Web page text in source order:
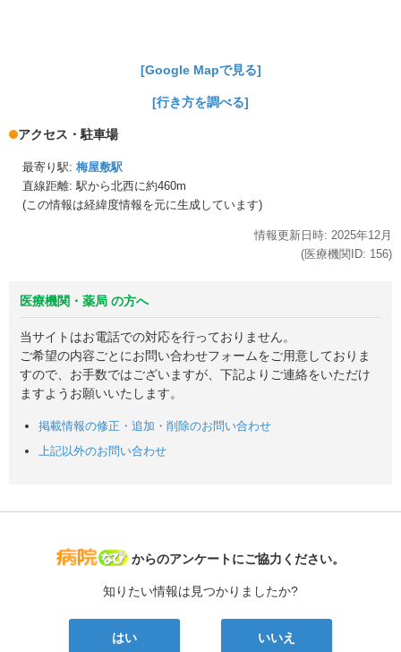
[Google Mapで見る]
[行き方を調べる]
アクセス・駐車場
最寄り駅: 梅屋敷駅
直線距離: 駅から北西に約460m
(この情報は経緯度情報を元に生成しています)
情報更新日時: 2025年12月
(医療機関ID: 156)
医療機関・薬局 の方へ
当サイトはお電話での対応を行っておりません。
ご希望の内容ごとにお問い合わせフォームをご用意しておりま
すので、お手数ではございますが、下記よりご連絡をいただけ
ますようお願いいたします。
掲載情報の修正・追加・削除のお問い合わせ
上記以外のお問い合わせ
病院なび
からのアンケートにご協力ください。
知りたい情報は見つかりましたか?
はい いいえ